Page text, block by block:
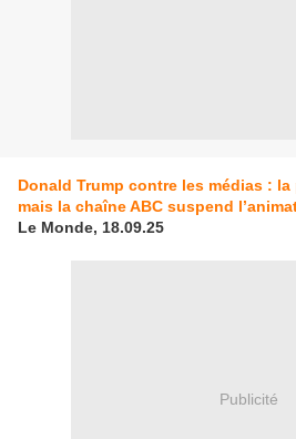
Donald Trump contre les médias :
mais la chaîne ABC suspend
Le Monde, 18.09.25
Publicité